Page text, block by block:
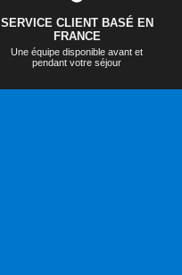
SERVICE CLIENT BASÉ EN
FRANCE
Une équipe disponible avant et
pendant votre séjour